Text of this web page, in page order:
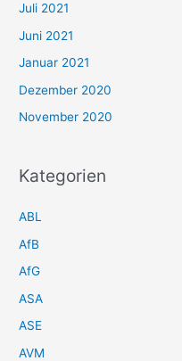
Juli 2021
Juni 2021
Januar 2021
Dezember 2020
November 2020
Kategorien
ABL
AfB
AfG
ASA
ASE
AVM